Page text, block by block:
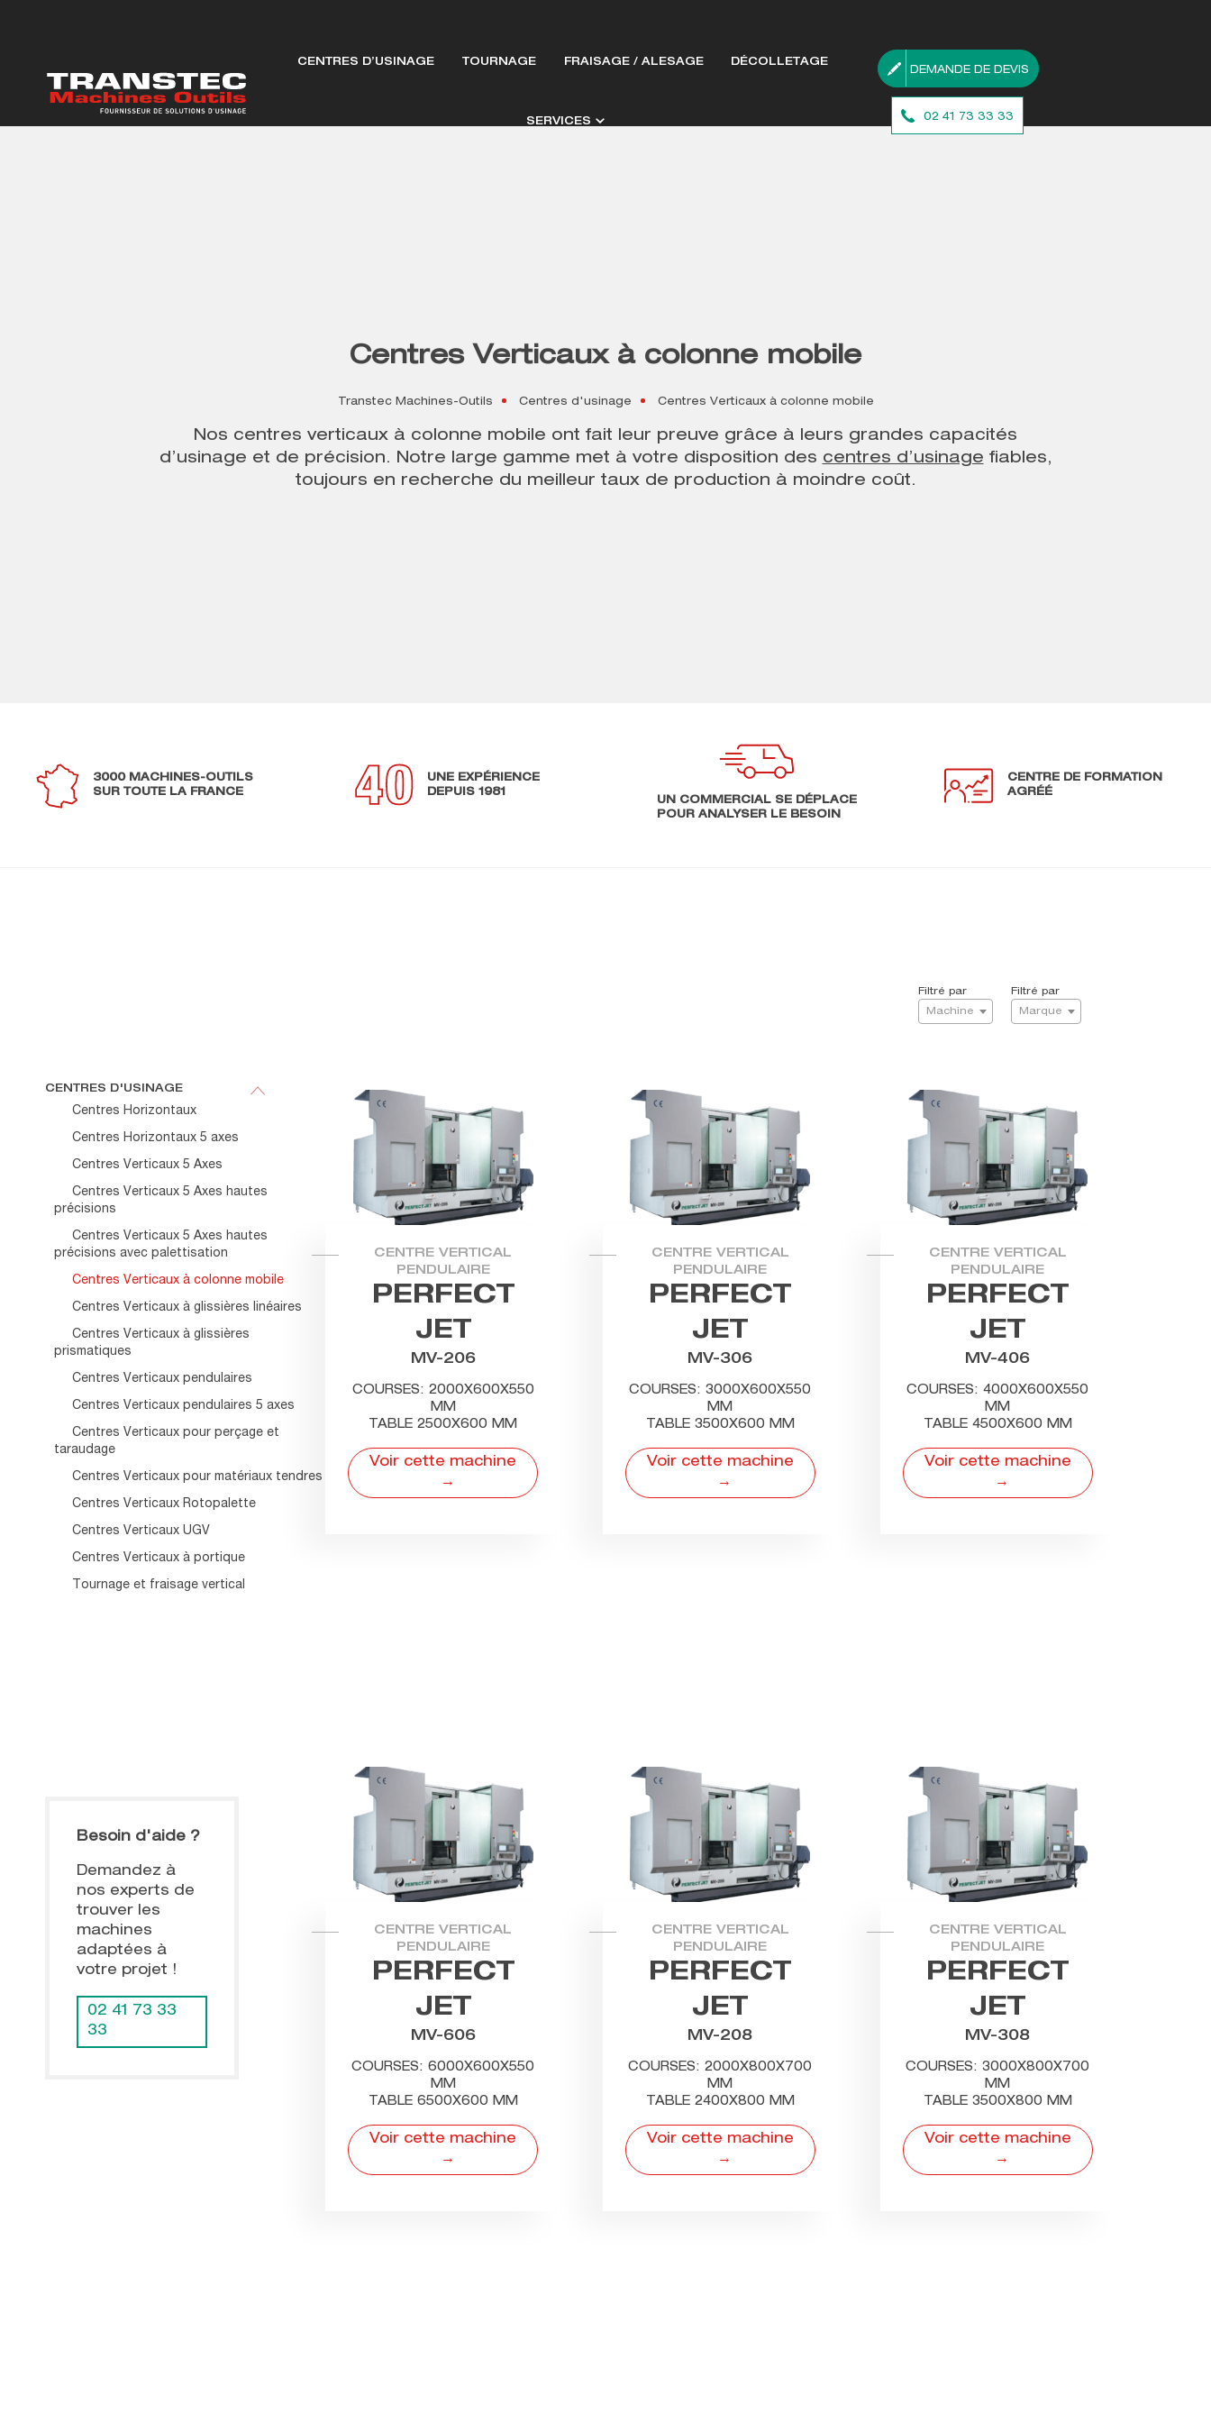
CENTRES D’USINAGE TOURNAGE FRAISAGE / ALESAGE DÉCOLLETAGE
SERVICES
DEMANDE DE DEVIS
02 41 73 33 33
Centres Verticaux à colonne mobile
Transtec Machines-Outils Centres d'usinage Centres Verticaux à colonne mobile
Nos centres verticaux à colonne mobile ont fait leur preuve grâce à leurs grandes capacités
d’usinage et de précision. Notre large gamme met à votre disposition des centres d’usinage fiables,
toujours en recherche du meilleur taux de production à moindre coût.
3000 MACHINES-OUTILS
SUR TOUTE LA FRANCE
UNE EXPÉRIENCE
DEPUIS 1981
UN COMMERCIAL SE DÉPLACE
POUR ANALYSER LE BESOIN
CENTRE DE FORMATION
AGRÉÉ
Filtré par
Machine
Filtré par
Marque
CENTRES D'USINAGE
Centres Horizontaux
Centres Horizontaux 5 axes
Centres Verticaux 5 Axes
Centres Verticaux 5 Axes hautes
précisions
Centres Verticaux 5 Axes hautes
précisions avec palettisation
Centres Verticaux à colonne mobile
Centres Verticaux à glissières linéaires
Centres Verticaux à glissières
prismatiques
Centres Verticaux pendulaires
Centres Verticaux pendulaires 5 axes
Centres Verticaux pour perçage et
taraudage
Centres Verticaux pour matériaux tendres
Centres Verticaux Rotopalette
Centres Verticaux UGV
Centres Verticaux à portique
Tournage et fraisage vertical
Besoin d'aide ?
Demandez à
nos experts de
trouver les
machines
adaptées à
votre projet !
02 41 73 33
33
CENTRE VERTICAL
PENDULAIRE
PERFECT
JET
MV-206
COURSES: 2000X600X550
MM
TABLE 2500X600 MM
Voir cette machine
CENTRE VERTICAL
PENDULAIRE
PERFECT
JET
MV-306
COURSES: 3000X600X550
MM
TABLE 3500X600 MM
Voir cette machine
CENTRE VERTICAL
PENDULAIRE
PERFECT
JET
MV-406
COURSES: 4000X600X550
MM
TABLE 4500X600 MM
Voir cette machine
CENTRE VERTICAL
PENDULAIRE
PERFECT
JET
MV-606
COURSES: 6000X600X550
MM
TABLE 6500X600 MM
Voir cette machine
CENTRE VERTICAL
PENDULAIRE
PERFECT
JET
MV-208
COURSES: 2000X800X700
MM
TABLE 2400X800 MM
Voir cette machine
CENTRE VERTICAL
PENDULAIRE
PERFECT
JET
MV-308
COURSES: 3000X800X700
MM
TABLE 3500X800 MM
Voir cette machine